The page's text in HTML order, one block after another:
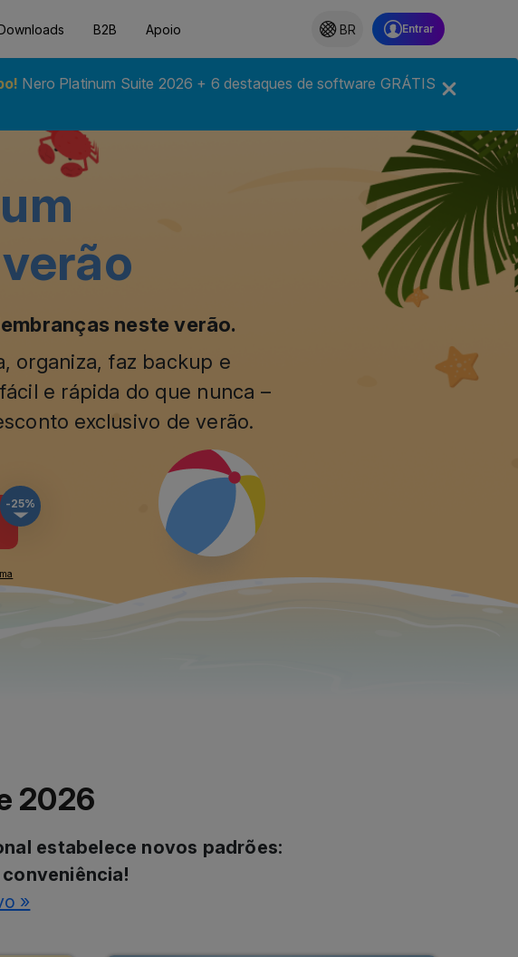
B2B Apoio BR
Nero Platinum Suite 2026 + 6 destaques de software GRÁTIS
neste verão.
e rápida do que nunca –
exclusivo de verão.
estabelece novos padrões:
»